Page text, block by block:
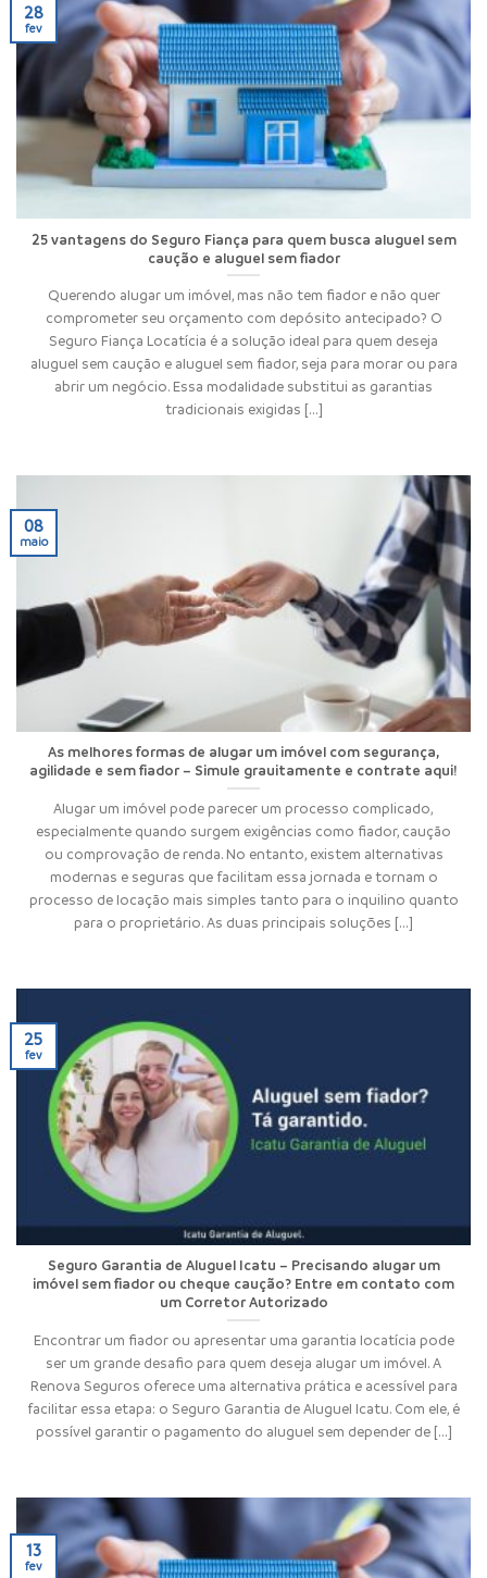
25 vantagens do Seguro Fiança para quem busca aluguel sem
caução e aluguel sem fiador
Querendo alugar um imóvel, mas não tem fiador e não quer
comprometer seu orçamento com depósito antecipado? O
Seguro Fiança Locatícia é a solução ideal para quem deseja
aluguel sem caução e aluguel sem fiador, seja para morar ou para
abrir um negócio. Essa modalidade substitui as garantias
tradicionais exigidas [...]
28
fev
As melhores formas de alugar um imóvel com segurança,
agilidade e sem fiador – Simule grauitamente e contrate aqui!
Alugar um imóvel pode parecer um processo complicado,
especialmente quando surgem exigências como fiador, caução
ou comprovação de renda. No entanto, existem alternativas
modernas e seguras que facilitam essa jornada e tornam o
processo de locação mais simples tanto para o inquilino quanto
para o proprietário. As duas principais soluções [...]
08
maio
Seguro Garantia de Aluguel Icatu – Precisando alugar um
imóvel sem fiador ou cheque caução? Entre em contato com
um Corretor Autorizado
Encontrar um fiador ou apresentar uma garantia locatícia pode
ser um grande desafio para quem deseja alugar um imóvel. A
Renova Seguros oferece uma alternativa prática e acessível para
facilitar essa etapa: o Seguro Garantia de Aluguel Icatu. Com ele, é
possível garantir o pagamento do aluguel sem depender de [...]
25
fev
13
fev